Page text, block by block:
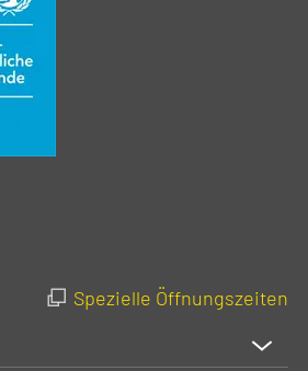
Spezielle Öffnungszeiten